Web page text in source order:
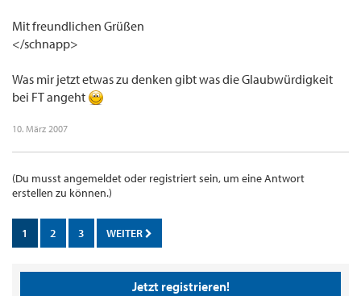
Mit freundlichen Grüßen
</schnapp>
Was mir jetzt etwas zu denken gibt was die Glaubwürdigkeit
bei FT angeht
10. März 2007
(Du musst angemeldet oder registriert sein, um eine Antwort
erstellen zu können.)
1 2 3 WEITER
Jetzt registrieren!